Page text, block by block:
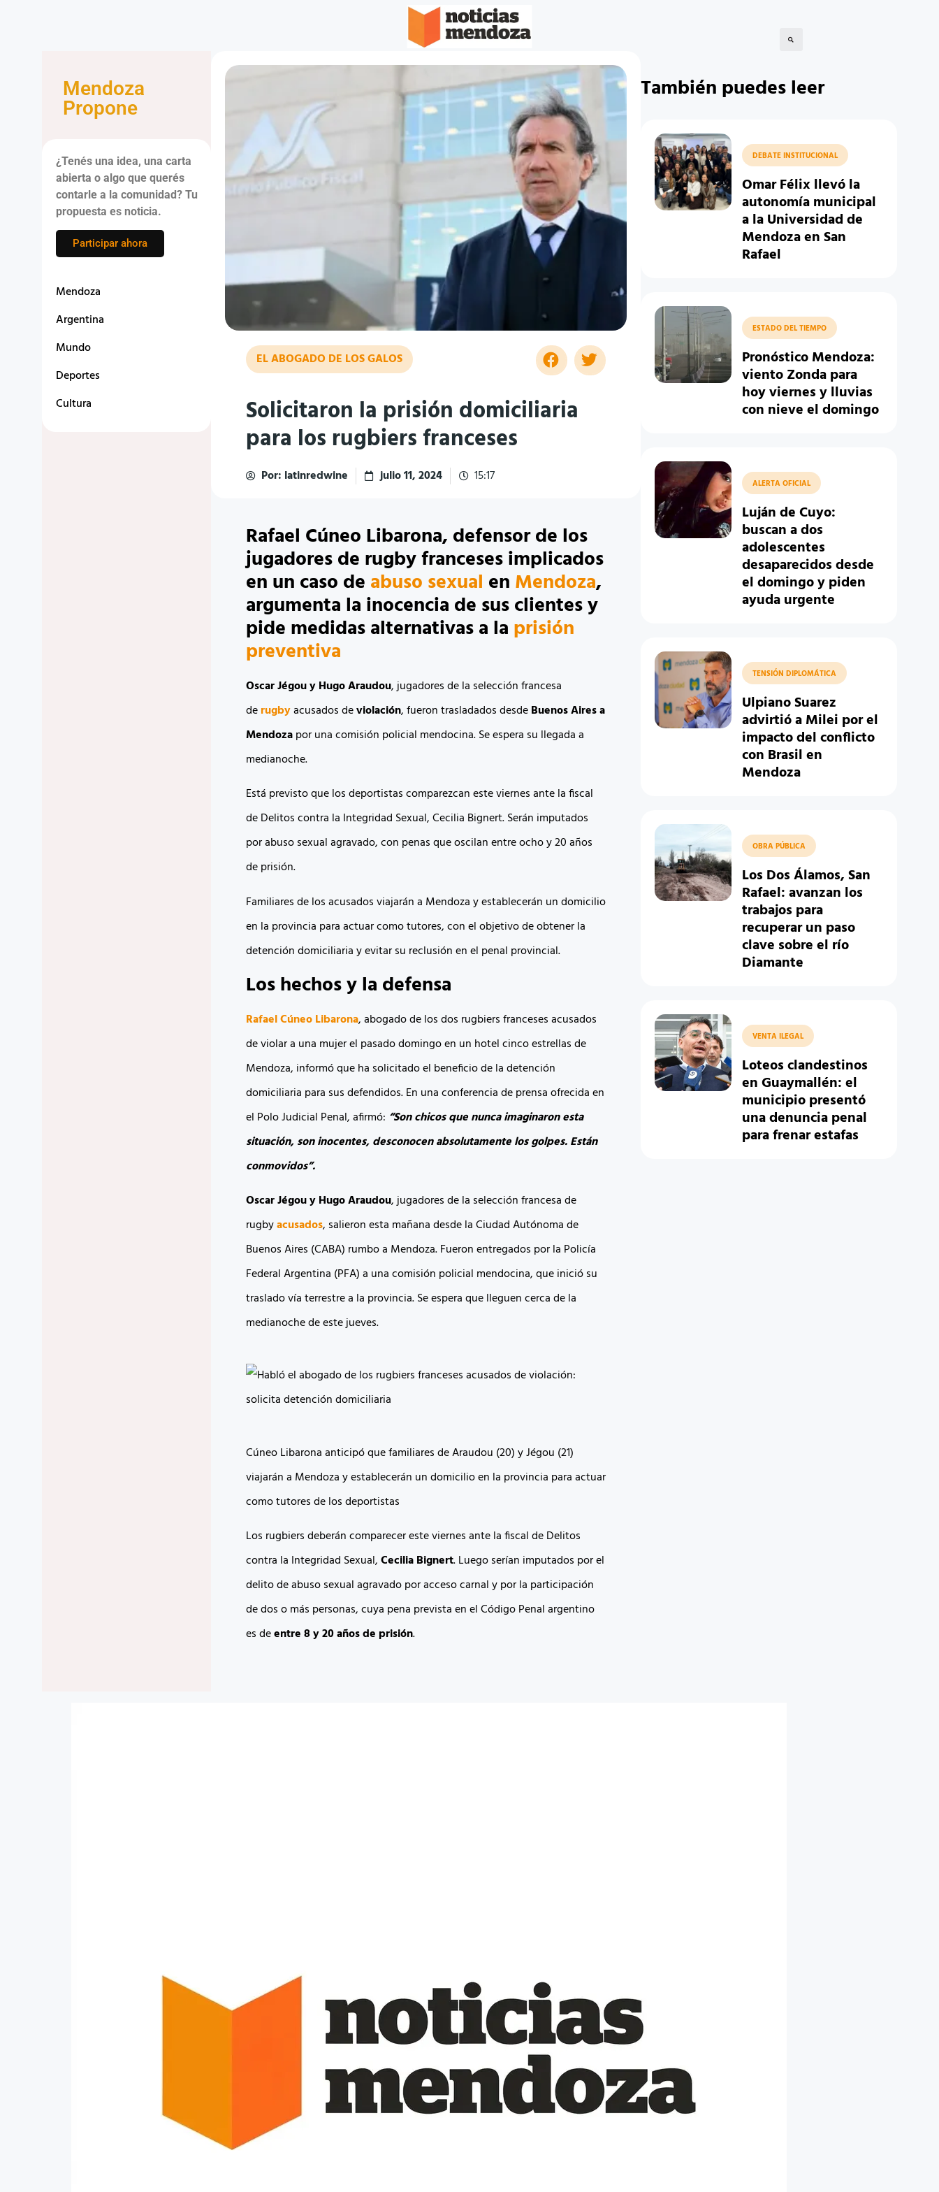
Mendoza
Propone
¿Tenés una idea, una carta
abierta o algo que querés
contarle a la comunidad? Tu
propuesta es noticia.
Participar ahora
Mendoza
Argentina
Mundo
Deportes
Cultura
EL ABOGADO DE LOS GALOS
Solicitaron la prisión domiciliaria
para los rugbiers franceses
Por: latinredwine julio 11, 2024 15:17
Rafael Cúneo Libarona, defensor de los
jugadores de rugby franceses implicados
en un caso de abuso sexual en Mendoza,
argumenta la inocencia de sus clientes y
pide medidas alternativas a la prisión
preventiva
Oscar Jégou y Hugo Araudou, jugadores de la selección francesa
derugbyacusados deviolación, fueron trasladados desdeBuenos Aires a
Mendozapor una comisión policial mendocina. Se espera su llegada a
medianoche.
Está previsto que los deportistas comparezcan este viernes ante la fiscal
de Delitos contra la Integridad Sexual, Cecilia Bignert. Serán imputados
por abuso sexual agravado, con penas que oscilan entre ocho y 20 años
de prisión.
Familiares de los acusados viajarán a Mendoza y establecerán un domicilio
en la provincia para actuar como tutores, con el objetivo de obtener la
detención domiciliaria y evitar su reclusión en el penal provincial.
Los hechos y la defensa
Rafael Cúneo Libarona, abogado de los dos rugbiers franceses acusados
de violar a una mujer el pasado domingo en un hotel cinco estrellas de
Mendoza, informó que ha solicitado el beneficio de la detención
domiciliaria para sus defendidos. En una conferencia de prensa ofrecida en
el Polo Judicial Penal, afirmó: “Son chicos que nunca imaginaron esta
situación, son inocentes, desconocen absolutamente los golpes. Están
conmovidos”.
Oscar Jégou y Hugo Araudou, jugadores de la selección francesa de
rugbyacusados, salieron esta mañana desde la Ciudad Autónoma de
Buenos Aires (CABA) rumbo a Mendoza. Fueron entregados por la Policía
Federal Argentina (PFA) a una comisión policial mendocina, que inició su
traslado vía terrestre a la provincia. Se espera que lleguen cerca de la
medianoche de este jueves.
Cúneo Libarona anticipó que familiares de Araudou (20) y Jégou (21)
viajarán a Mendoza y establecerán un domicilio en la provincia para actuar
como tutores de los deportistas
Los rugbiers deberán comparecer este viernes ante la fiscal de Delitos
contra la Integridad Sexual,Cecilia Bignert. Luego serían imputados por el
delito de abuso sexual agravado por acceso carnal y por la participación
de dos o más personas, cuya pena prevista en el Código Penal argentino
es deentre 8 y 20 años de prisión.
También puedes leer
DEBATE INSTITUCIONAL
Omar Félix llevó la
autonomía municipal
a la Universidad de
Mendoza en San
Rafael
ESTADO DEL TIEMPO
Pronóstico Mendoza:
viento Zonda para
hoy viernes y lluvias
con nieve el domingo
ALERTA OFICIAL
Luján de Cuyo:
buscan a dos
adolescentes
desaparecidos desde
el domingo y piden
ayuda urgente
TENSIÓN DIPLOMÁTICA
Ulpiano Suarez
advirtió a Milei por el
impacto del conflicto
con Brasil en
Mendoza
OBRA PÚBLICA
Los Dos Álamos, San
Rafael: avanzan los
trabajos para
recuperar un paso
clave sobre el río
Diamante
VENTA ILEGAL
Loteos clandestinos
en Guaymallén: el
municipio presentó
una denuncia penal
para frenar estafas